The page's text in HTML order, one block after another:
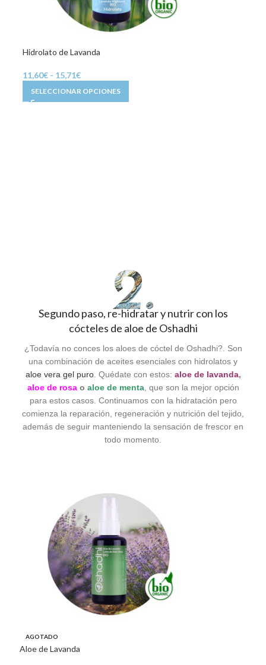
Hidrolato de Lavanda
11,60€ - 15,71€
SELECCIONAR OPCIONES
Segundo paso, re-hidratar y nutrir con los
cócteles de aloe de Oshadhi
¿Todavía no conces los aloes de cóctel de Oshadhi?. Son
una combinación de aceites esenciales con hidrolatos y
aloe vera gel puro. Quédate con estos: aloe de lavanda,
aloe de rosa o aloe de menta, que son la mejor opción
para estos casos. Continuamos con la hidratación pero
comienza la reparación, regeneración y nutrición del tejido,
además de seguir manteniendo la sensación de frescor en
todo momento.
AGOTADO
Aloe de Lavanda